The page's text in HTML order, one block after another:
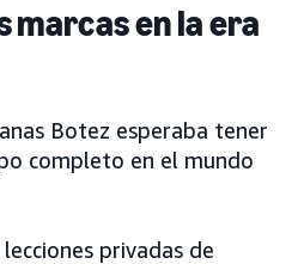
marcas en la era
Botez esperaba tener
completo en el mundo
privadas de